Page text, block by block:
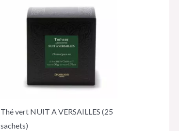
Thé vert NUIT A VERSAILLES (25
sachets)